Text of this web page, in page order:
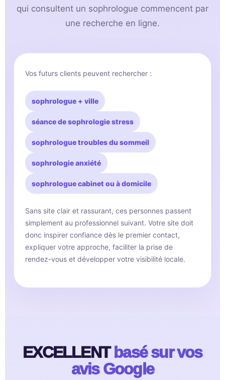
qui consultent un sophrologue commencent par
une recherche en ligne.
Vos futurs clients peuvent rechercher :
sophrologue + ville
séance de sophrologie stress
sophrologue troubles du sommeil
sophrologie anxiété
sophrologue cabinet ou à domicile
Sans site clair et rassurant, ces personnes passent
simplement au professionnel suivant. Votre site doit
donc inspirer confiance dès le premier contact,
expliquer votre approche, faciliter la prise de
rendez-vous et développer votre visibilité locale.
EXCELLENT basé sur vos
avis Google